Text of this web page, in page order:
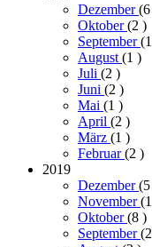
Dezember(6
Oktober(2 )
September(1
August (1 )
Juli (2 )
Juni (2 )
Mai (1 )
April (2 )
März (1 )
Februar(2 )
2019
Dezember(5
November(1
Oktober(8 )
September(2